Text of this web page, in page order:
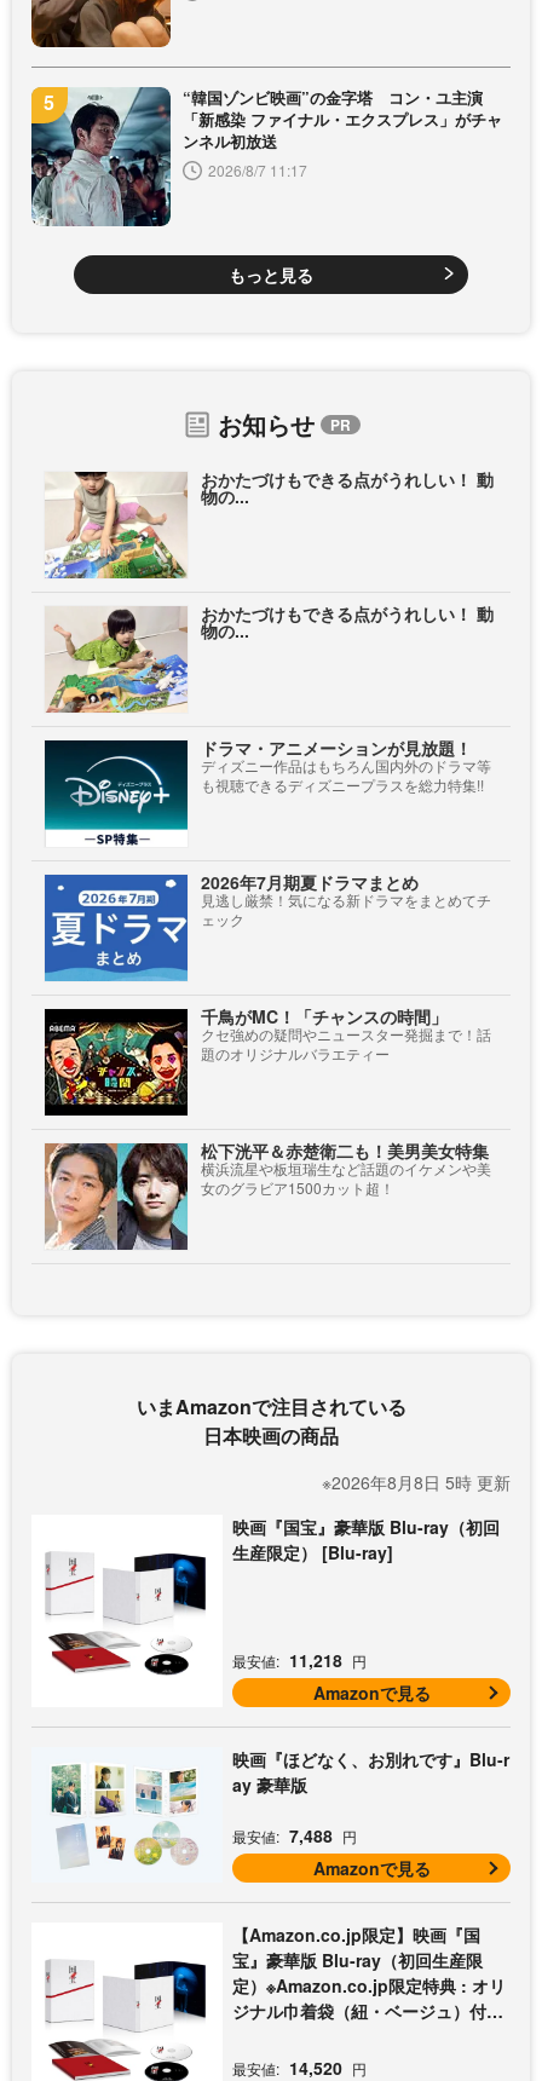
“韓国ゾンビ映画”の金字塔 コン・ユ主演
「新感染 ファイナル・エクスプレス」がチャ
ンネル初放送
2026/8/7 11:17
もっと見る
お知らせ
おかたづけもできる点がうれしい！ 動
物の...
おかたづけもできる点がうれしい！ 動
物の...
ドラマ・アニメーションが見放題！
ディズニー作品はもちろん国内外のドラマ等
も視聴できるディズニープラスを総力特集!!
2026年7月期夏ドラマまとめ
見逃し厳禁！気になる新ドラマをまとめてチ
ェック
千鳥がMC！「チャンスの時間」
クセ強めの疑問やニュースター発掘まで！話
題のオリジナルバラエティー
松下洸平＆赤楚衛二も！美男美女特集
横浜流星や板垣瑞生など話題のイケメンや美
女のグラビア1500カット超！
いまAmazonで注目されている
日本映画の商品
※2026年8月8日 5時 更新
映画『国宝』豪華版 Blu-ray（初回
生産限定） [Blu-ray]
最安値: 11,218 円
Amazonで見る
映画『ほどなく、お別れです』Blu-r
ay 豪華版
最安値: 7,488 円
Amazonで見る
【Amazon.co.jp限定】映画『国
宝』豪華版 Blu-ray（初回生産限
定）※Amazon.co.jp限定特典 : オリ
ジナル巾着袋（紐・ベージュ）付き
最安値: 14,520 円